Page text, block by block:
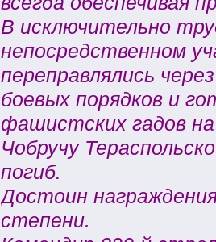
В исключительно
непосредственном
переправлялись
боевых порядков и
фашистских гадов
Чобручу
погиб.
Достоин
степени.